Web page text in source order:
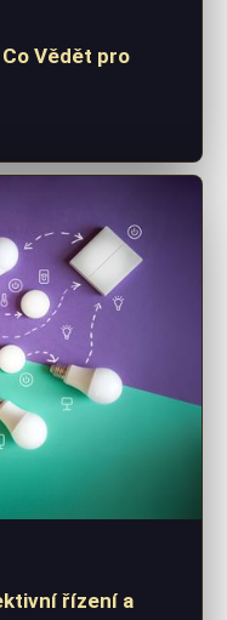
Vědět pro
řízení a